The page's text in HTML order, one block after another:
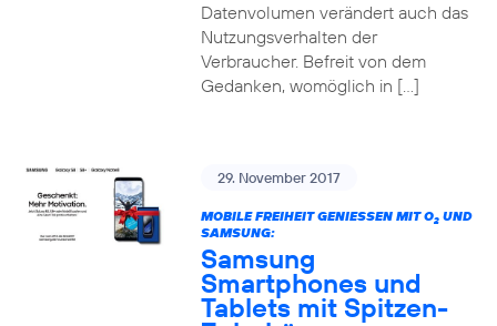
Datenvolumen verändert auch das
Nutzungsverhalten der
Verbraucher. Befreit von dem
Gedanken, womöglich in […]
29. November 2017
MOBILE FREIHEIT GENIESSEN MIT O 2UND
SAMSUNG:
Samsung
Smartphones und
Tablets mit Spitzen-